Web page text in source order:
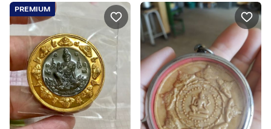
PREMIUM